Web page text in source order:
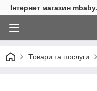
Інтернет магазин
Товари та послуги